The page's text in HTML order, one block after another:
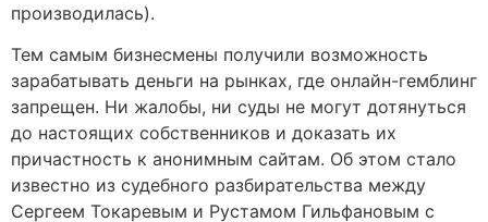
производилась).
Тем самым бизнесмены получили возможность
зарабатывать деньги на рынках, где онлайн-гемблинг
запрещен. Ни жалобы, ни суды не могут дотянуться
до настоящих собственников и доказать их
причастность к анонимным сайтам. Об этом стало
известно из судебного разбирательства между
Сергеем Токаревым и Рустамом Гильфановым с